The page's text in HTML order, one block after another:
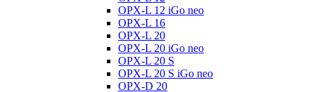
OPX-L 12 iGo neo
OPX-L 16
OPX-L 20
OPX-L 20 iGo neo
OPX-L 20 S
OPX-L 20 S iGo neo
OPX-D 20